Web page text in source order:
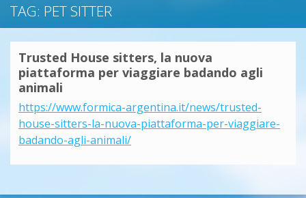
TAG: PET SITTER
Trusted House sitters, la nuova
piattaforma per viaggiare badando agli
animali
https://www.formica-argentina.it/news/trusted-
house-sitters-la-nuova-piattaforma-per-viaggiare-
badando-agli-animali/